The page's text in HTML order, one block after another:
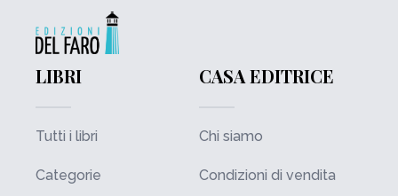
LIBRI
Tutti i libri
Categorie
CASA EDITRICE
Chi siamo
Condizioni di vendita